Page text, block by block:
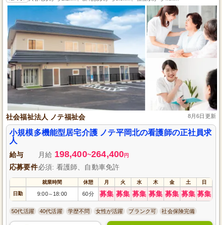
社会福祉法人 ノテ福祉会 8月6日更新
小規模多機能型居宅介護 ノテ平岡北の看護師の正社員求
人
給与 月給 198,400~264,400円
応募要件必須: 看護師、自動車免許
就業時間 休憩 月 火 水 木 金 土 日
日勤 9:00～ 18:00 60分 募集 募集 募集 募集 募集 募集 募集
50代活躍 40代活躍 学歴不問 女性が活躍 ブランク可 社会保険完備